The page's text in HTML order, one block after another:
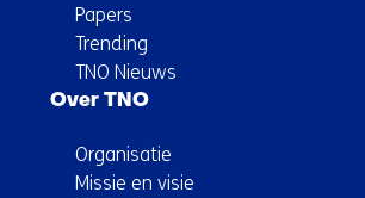
Papers
Trending
TNO Nieuws
Over TNO
Organisatie
Missie en visie